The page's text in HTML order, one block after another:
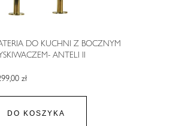
DO KUCHNI Z BOCZNYM
ANTELI II
zł
DO KOSZYKA